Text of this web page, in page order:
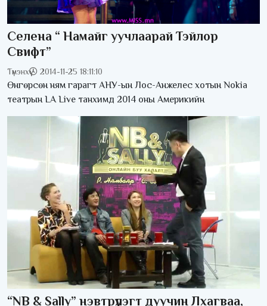
Селена “ Намайг уучлаарай Тэйлор
Свифт”
Түмэнхүү 2014-11-25 18:11:10
Өнгөрсөн ням гарагт АНУ-ын Лос-Анжелес хотын Nokia
театрын LA Live танхимд 2014 оны Америкийн
“NB & Sally” нэвтрүүлэгт дуучин Лхагваа,